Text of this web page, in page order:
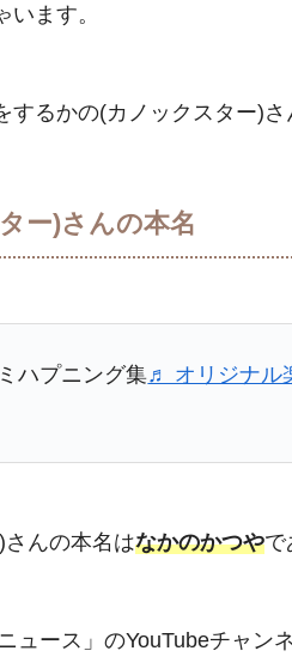
ます。
するかの(カノックスター)さ
ー)さんの本名
ハプニング集♬ オリジナル
んの本名はなかのかつやで
ュース」のYouTubeチャン